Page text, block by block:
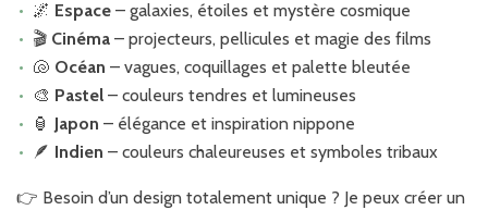
🌌 Espace– galaxies, étoiles et mystère cosmique
🎬 Cinéma– projecteurs, pellicules et magie des films
🐚 Océan – vagues, coquillages et palette bleutée
🎨 Pastel– couleurs tendres et lumineuses
🏮 Japon – élégance et inspiration nippone
🪶 Indien – couleurs chaleureuses et symboles tribaux
👉 Besoin d’un design totalement unique ? Je peux créer un